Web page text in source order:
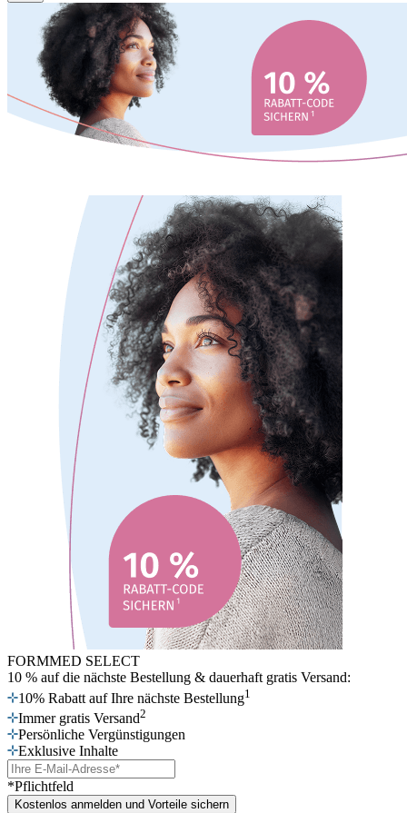
FORMMED SELECT
10 % auf die nächste Bestellung & dauerhaft gratis Versand:
10% Rabatt auf Ihre nächste Bestellung1
Immer gratis Versand2
Persönliche Vergünstigungen
Exklusive Inhalte
*Pflichtfeld
Kostenlos anmelden und Vorteile sichern